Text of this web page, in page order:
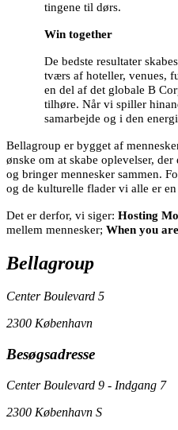
tingene til dørs.
Win together
De bedste resultater
tværs af hoteller, venues,
en del af det globale B
tilhøre. Når vi spiller
samarbejde og i den
Bellagroup er bygget af
ønske om at skabe oplevelser,
og bringer mennesker sammen.
og de kulturelle flader vi alle er
Det er derfor, vi siger: Hosting
mellem mennesker; When you
Bellagroup
Center Boulevard 5
2300 København
Besøgsadresse
Center Boulevard 9 - Indgang 7
2300 København S